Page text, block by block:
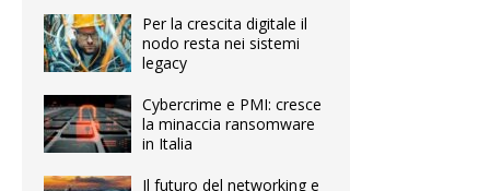
Per la crescita digitale il
nodo resta nei sistemi
legacy
Cybercrime e PMI: cresce
la minaccia ransomware
in Italia
Il futuro del networking e